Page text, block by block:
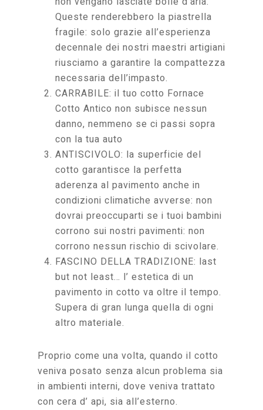
Queste renderebbero la piastrella
fragile: solo grazie all’esperienza
decennale dei nostri maestri artigiani
riusciamo a garantire la compattezza
necessaria dell’impasto.
CARRABILE: il tuo cotto Fornace
Cotto Antico non subisce nessun
danno, nemmeno se ci passi sopra
con la tua auto
ANTISCIVOLO: la superficie del
cotto garantisce la perfetta
aderenza al pavimento anche in
condizioni climatiche avverse: non
dovrai preoccuparti se i tuoi bambini
corrono sui nostri pavimenti: non
corrono nessun rischio di scivolare.
FASCINO DELLA TRADIZIONE: last
but not least… l’ estetica di un
pavimento in cotto va oltre il tempo.
Supera di gran lunga quella di ogni
altro materiale.
Proprio come una volta, quando il cotto
veniva posato senza alcun problema sia
in ambienti interni, dove veniva trattato
con cera d’ api, sia all’esterno.